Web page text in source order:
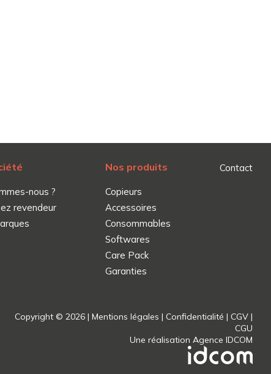
nous ?
revendeur
Nos produits
Copieurs
Accessoires
Consommables
Softwares
Care Pack
Garanties
Contact
Copyright © 2026 | Mentions légales | Confidentialité | CGV |
CGU
Une réalisation Agence IDCOM